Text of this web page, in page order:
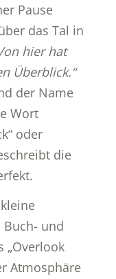
Pause
das Tal in
hier hat
Überblick.“
der Name
Wort
oder
die
und
„Overlook
Atmosphäre